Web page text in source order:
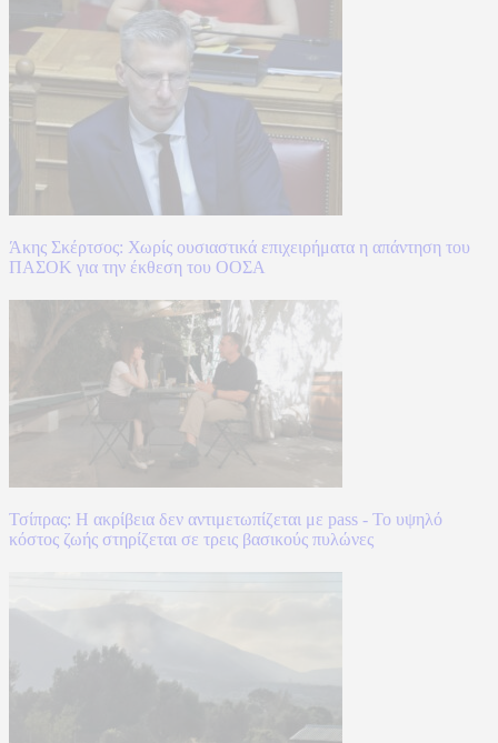
Άκης Σκέρτσος: Χωρίς ουσιαστικά επιχειρήματα η απάντηση του
ΠΑΣΟΚ για την έκθεση του ΟΟΣΑ
Τσίπρας: Η ακρίβεια δεν αντιμετωπίζεται με pass - Το υψηλό
κόστος ζωής στηρίζεται σε τρεις βασικούς πυλώνες